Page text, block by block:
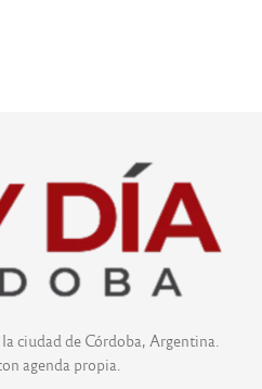
ciudad de Córdoba, Argentina.
agenda propia.